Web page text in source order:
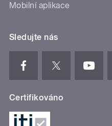
Mobilní aplikace
Sledujte nás
Certifikováno